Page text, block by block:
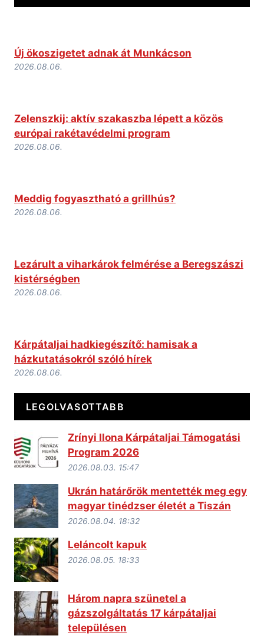
Új ökoszigetet adnak át Munkácson
2026.08.06.
Zelenszkij: aktív szakaszba lépett a közös
európai rakétavédelmi program
2026.08.06.
Meddig fogyasztható a grillhús?
2026.08.06.
Lezárult a viharkárok felmérése a Beregszászi
kistérségben
2026.08.06.
Kárpátaljai hadkiegészítő: hamisak a
házkutatásokról szóló hírek
2026.08.06.
LEGOLVASOTTABB
Zrínyi Ilona Kárpátaljai Támogatási
Program 2026
2026.08.03. 15:47
Ukrán határőrök mentették meg egy
magyar tinédzser életét a Tiszán
2026.08.04. 18:32
Leláncolt kapuk
2026.08.05. 18:33
Három napra szünetel a
gázszolgáltatás 17 kárpátaljai
településen